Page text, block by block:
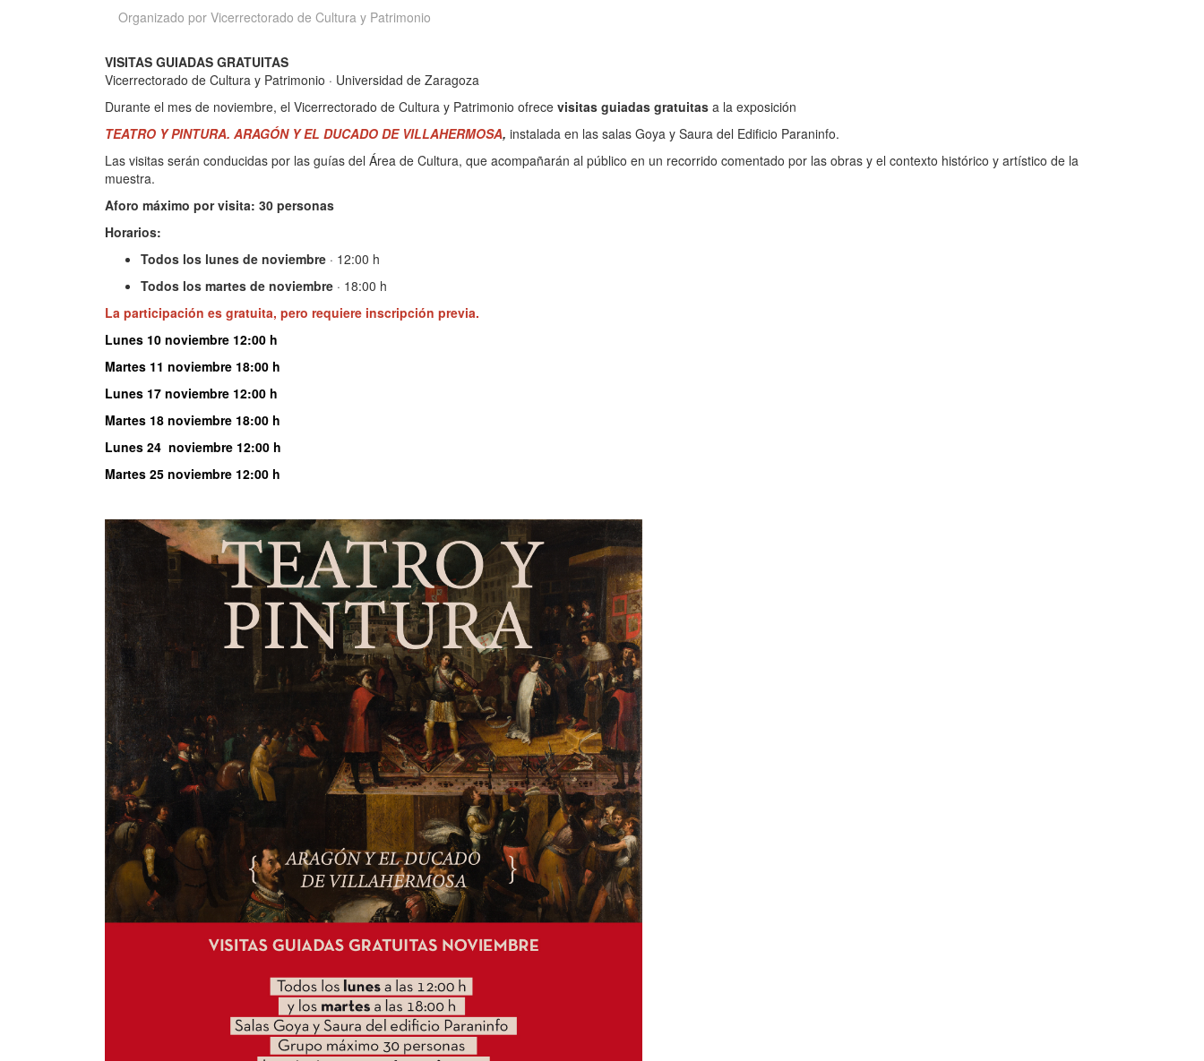
Organizado por Vicerrectorado de Cultura y Patrimonio
VISITAS GUIADAS GRATUITAS
Vicerrectorado de Cultura y Patrimonio · Universidad de Zaragoza
Durante el mes de noviembre, el Vicerrectorado de Cultura y Patrimonio ofrece visitas guiadas gratuitas a la exposición
TEATRO Y PINTURA. ARAGÓN Y EL DUCADO DE VILLAHERMOSA, instalada en las salas Goya y Saura del Edificio Paraninfo.
Las visitas serán conducidas por las guías del Área de Cultura, que acompañarán al público en un recorrido comentado por las obras y el contexto histórico y artístico de la
muestra.
Aforo máximo por visita: 30 personas
Horarios:
Todos los lunes de noviembre · 12:00 h
Todos los martes de noviembre · 18:00 h
La participación es gratuita, pero requiere inscripción previa.
Lunes 10 noviembre 12:00 h
Martes 11 noviembre 18:00 h
Lunes 17 noviembre 12:00 h
Martes 18 noviembre 18:00 h
Lunes 24 noviembre 12:00 h
Martes 25 noviembre 12:00 h